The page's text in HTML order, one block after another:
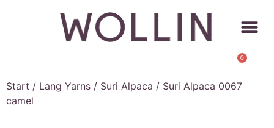
0
Start / Lang Yarns / Suri Alpaca / Suri Alpaca 0067
camel